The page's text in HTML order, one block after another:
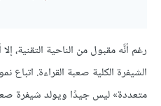
رغم أنَّه مقبول من الناحية التقنية،
الشيفرة الكلية صعبة القراءة.
متعددة» ليس جيدًا ويولد شيفرة